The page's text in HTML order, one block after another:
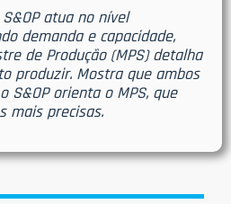
atua no nível
demanda e capacidade,
de Produção (MPS) detalha
produzir. Mostra que ambos
S&OP orienta o MPS, que
mais precisas.